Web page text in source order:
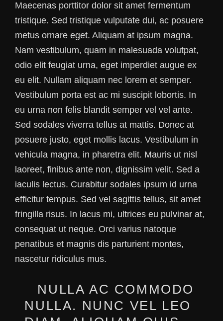
Maecenas porttitor dolor sit amet fermentum
tristique. Sed tristique vulputate dui, ac posuere
metus ornare eget. Aliquam at ipsum magna.
Nam vestibulum, quam in malesuada volutpat,
odio elit feugiat urna, eget imperdiet augue ex
eu elit. Nullam aliquam nec lorem et semper.
Vestibulum porta est ac mi suscipit lobortis. In
eu urna non felis blandit semper vel vel ante.
Sed sodales viverra tellus at mattis. Donec at
posuere justo, eget mollis lacus. Vestibulum in
vehicula magna, in pharetra elit. Mauris ut nisl
laoreet, finibus ante non, dignissim velit. Sed a
iaculis lectus. Curabitur sodales ipsum id urna
efficitur tempus. Sed vel sagittis tellus, sit amet
fringilla risus. In lacus mi, ultrices eu pulvinar at,
consequat ut neque. Orci varius natoque
penatibus et magnis dis parturient montes,
nascetur ridiculus mus.
NULLA AC COMMODO
NULLA. NUNC VEL LEO